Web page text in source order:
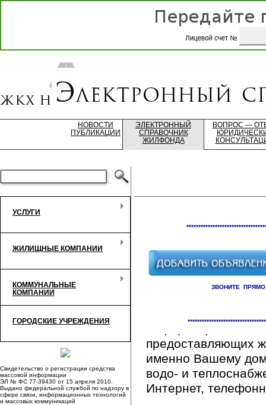
НОВОСТИ
ПУБЛИКАЦИИ
ЭЛЕКТРОННЫЙ
СПРАВОЧНИК
ЖИЛФОНДА
ВОПРОС —
УСЛУГИ
ЖИЛИЩНЫЕ КОМПАНИИ
КОММУНАЛЬНЫЕ
КОМПАНИИ
ГОРОДСКИЕ УЧРЕЖДЕНИЯ
Свидетельство о регистрации средства
массовой информации
ЭЛ № ФС 77-39430 от 15 апреля 2010.
Выдано федеральной службой по надзору в
сфере связи, информационных технологий
и массовых коммуникаций
ЗВОНИТЕ
предоставляющих
именно Вашему
водо- и
Интернет,